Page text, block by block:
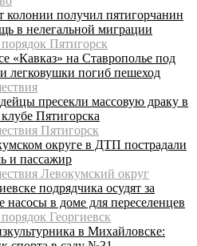
колонии получил пятигорчанин
в нелегальной миграции
Пятигорск
«Кавказ» на Ставрополье под
легковушки погиб пешеход
пресекли массовую драку в
Пятигорска
Пятигорск
округе в ДТП пострадали
и пассажир
Левокумский округ
подрядчика осудят за
насосы в доме для переселенцев
Георгиевск
в Михайловске: